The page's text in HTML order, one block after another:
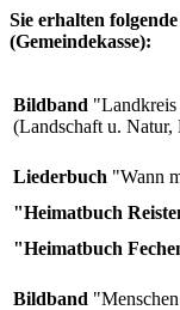
Sie erhalten
Bildband
(Landschaft u. Natur,
Liederbuch "Wann
"Heimatbuch
"Heimatbuch
Bildband